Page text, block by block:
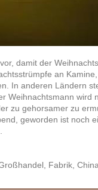
damit der
an
In anderen Ländern
Weihnachtsmann wird
zu gehorsamer zu
geworden ist noch
Fabrik,